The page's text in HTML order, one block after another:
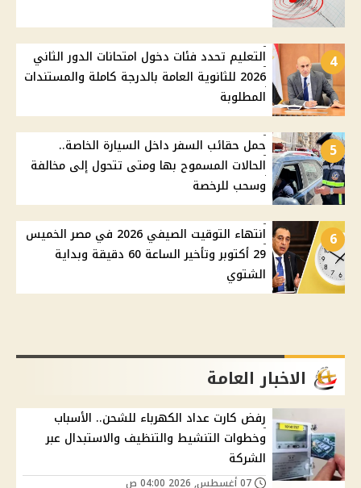
4
التعليم تحدد فئات دخول امتحانات الدور الثاني
2026 للثانوية العامة بالدرجة كاملة والمستندات
المطلوبة
5
حمل حقائب السفر داخل السيارة الخاصة..
الحالات المسموح بها ومتى تتحول إلى مخالفة
وسحب للرخصة
6
انتهاء التوقيت الصيفي 2026 في مصر الخميس
29 أكتوبر وتأخير الساعة 60 دقيقة وبداية
الشتوي
الاخبار العامة
رفض كارت عداد الكهرباء للشحن.. الأسباب
وخطوات التنشيط والتنظيف والاستبدال عبر
الشركة